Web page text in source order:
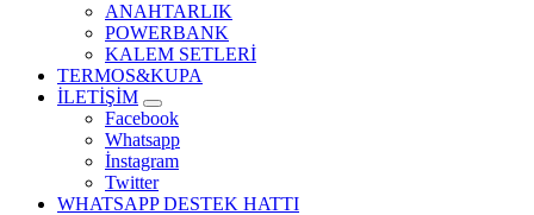
ANAHTARLIK
POWERBANK
KALEM SETLERİ
TERMOS&KUPA
İLETİŞİM
Facebook
Whatsapp
İnstagram
Twitter
WHATSAPP DESTEK HATTI